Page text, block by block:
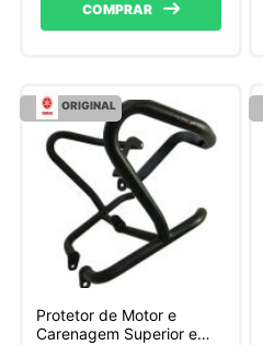
COMPRAR
ORIGINAL
Protetor de Motor e
Carenagem Superior e